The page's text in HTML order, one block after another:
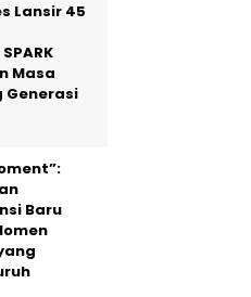
Lansir 45
Masa
Generasi
Baru